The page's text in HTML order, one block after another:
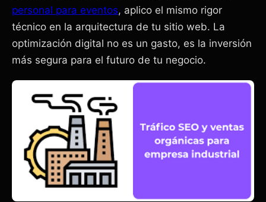
personal para eventos, aplico el mismo rigor
técnico en la arquitectura de tu sitio web. La
optimización digital no es un gasto, es la inversión
más segura para el futuro de tu negocio.